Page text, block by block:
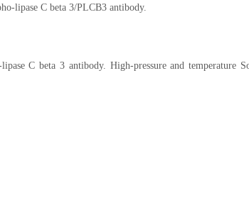
lipase C beta 3/PLCB3 antibody.
C beta 3 antibody. High-pressure and temperature